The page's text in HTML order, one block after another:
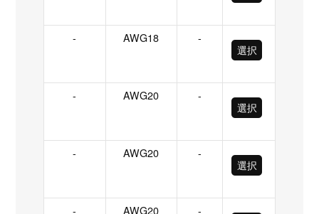
- AWG18
-
選択
- AWG20
-
選択
- AWG20
-
選択
- AWG20 -